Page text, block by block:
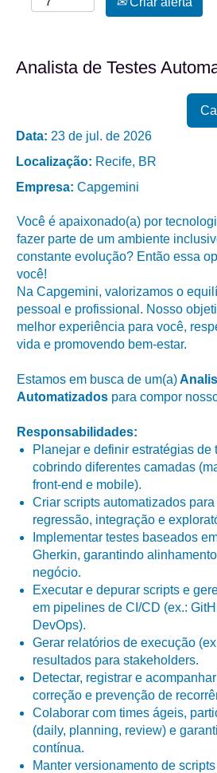
Analista de Testes
Data: 23 de jul. de 2026
Localização: Recife, BR
Empresa: Capgemini
Você é apaixonado(a) por
fazer parte de um ambiente
constante evolução? Então essa
você!
Na Capgemini, valorizamos o
pessoal e profissional. Nosso
melhor experiência para você,
vida e promovendo bem-estar.
Estamos em busca de um(a)
Automatizados para compor
Responsabilidades:
Planejar e definir estratégias de
cobrindo diferentes camadas
front-end e mobile).
Criar scripts automatizados
regressão, integração e
Implementar testes baseados
Gherkin, garantindo
negócio.
Executar e depurar scripts e
em pipelines de CI/CD (ex.:
DevOps).
Gerar relatórios de execução
resultados para stakeholders.
Detectar, registrar e
correção e prevenção de
Colaborar com times ágeis,
(daily, planning, review) e
contínua.
Manter versionamento de